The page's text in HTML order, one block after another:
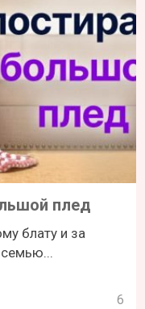
плед
блату и за
семью...
6